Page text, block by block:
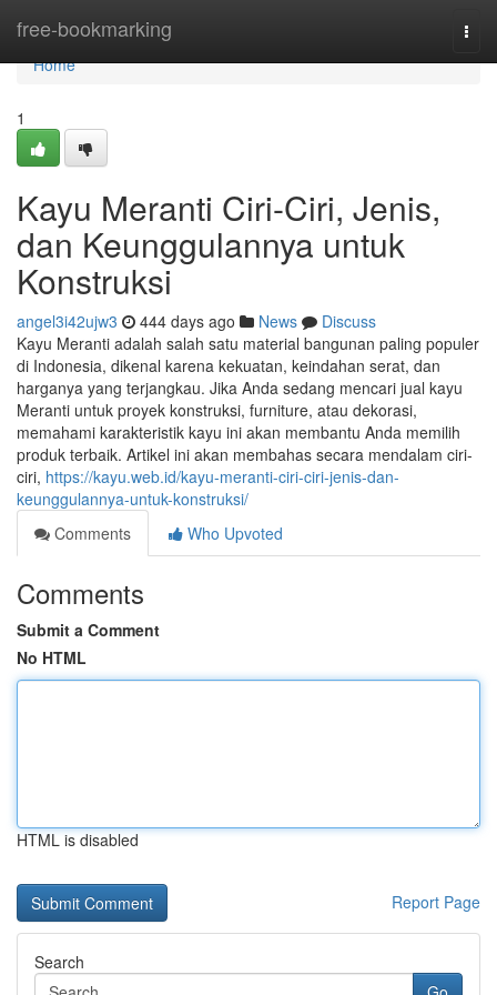
free-bookmarking
Home
Home
1
Kayu Meranti Ciri-Ciri, Jenis,
dan Keunggulannya untuk
Konstruksi
angel3i42ujw3 444 days ago News
Discuss
Kayu Meranti adalah salah satu material bangunan paling populer
di Indonesia, dikenal karena kekuatan, keindahan serat, dan
harganya yang terjangkau. Jika Anda sedang mencari jual kayu
Meranti untuk proyek konstruksi, furniture, atau dekorasi,
memahami karakteristik kayu ini akan membantu Anda memilih
produk terbaik. Artikel ini akan membahas secara mendalam ciri-
ciri, https://kayu.web.id/kayu-meranti-ciri-ciri-jenis-dan-
keunggulannya-untuk-konstruksi/
Comments
Who Upvoted
Comments
Submit a Comment
No HTML
HTML is disabled
Report Page
Search